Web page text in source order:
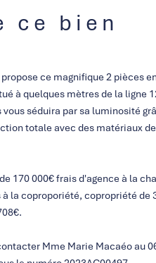
ce bien
ce magnifique 2 pièces
à quelques mètres de la ligne
séduira par sa luminosité
totale avec des matériaux
170 000€ frais d'agence à la
à la coproporiété, copropriété
Mme Marie Macaéo au